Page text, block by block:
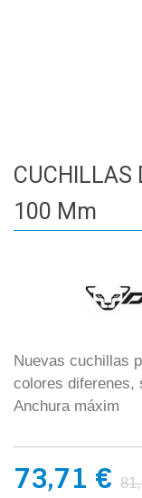
CUCHILLAS
100 Mm
Nuevas cuchillas
colores diferenes,
Anchura máxim
73,71 €